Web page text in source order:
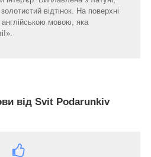
відтінок. На поверхні
мовою, яка
від Svit Podarunkiv